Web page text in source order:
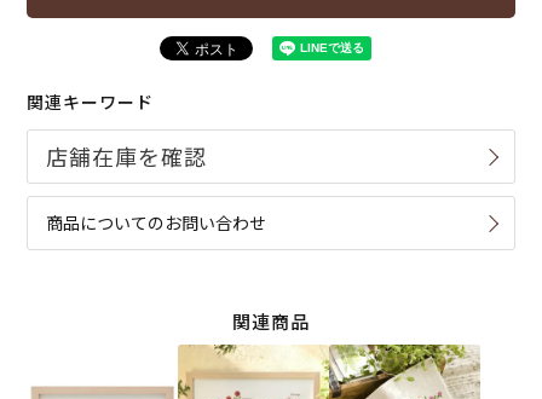
関連キーワード
商品についてのお問い合わせ
関連商品